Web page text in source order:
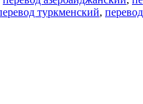
туркменский,